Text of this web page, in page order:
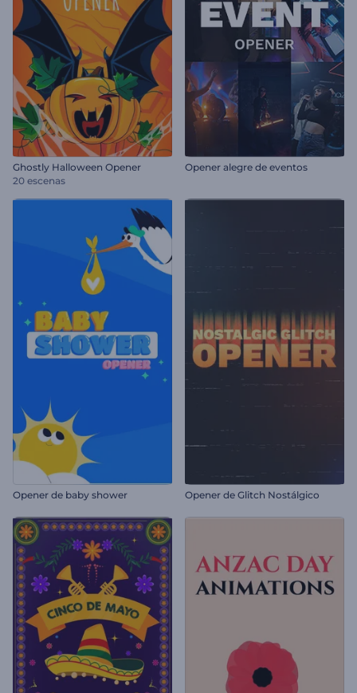
Ghostly Halloween Opener
20 escenas
Opener alegre de eventos
Opener de baby shower Opener de Glitch Nostálgico